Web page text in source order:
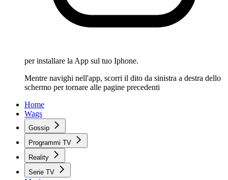
per installare la App sul tuo Iphone.
Mentre navighi nell'app, scorri il dito da sinistra a destra dello
schermo per tornare alle pagine precedenti
Home
Wags
Gossip
Programmi TV
Reality
Serie TV